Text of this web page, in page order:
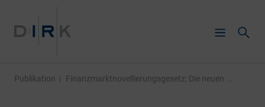
Publikation | Finanzmarktnovellierungsgesetz: Die neuen ...